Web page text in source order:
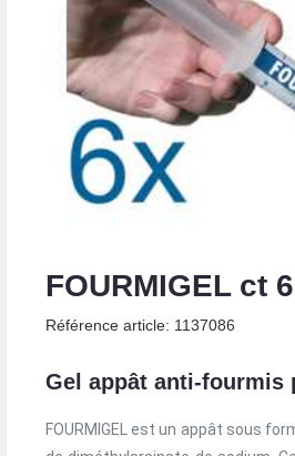
FOURMIGEL ct
Référence article: 1137086
Gel appât anti-fourmis
FOURMIGEL est un appât sous